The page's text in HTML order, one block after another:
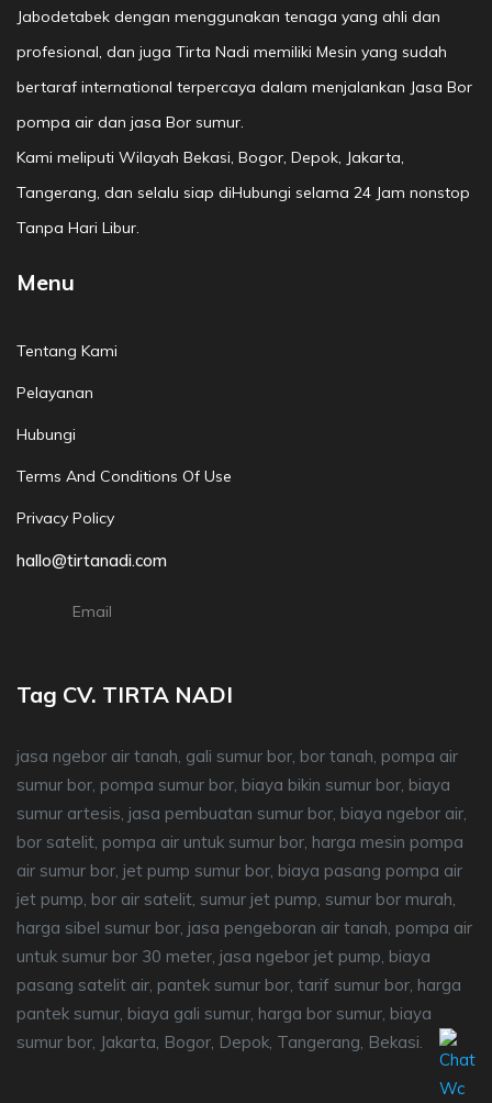
Jabodetabek dengan menggunakan tenaga yang ahli dan
profesional, dan juga Tirta Nadi memiliki Mesin yang sudah
bertaraf international terpercaya dalam menjalankan Jasa Bor
pompa air dan jasa Bor sumur.
Kami meliputi Wilayah Bekasi, Bogor, Depok, Jakarta,
Tangerang, dan selalu siap diHubungi selama 24 Jam nonstop
Tanpa Hari Libur.
Menu
Tentang Kami
Pelayanan
Hubungi
Terms And Conditions Of Use
Privacy Policy
hallo@tirtanadi.com
Email
Tag CV. TIRTA NADI
jasa ngebor air tanah, gali sumur bor, bor tanah, pompa air
sumur bor, pompa sumur bor, biaya bikin sumur bor, biaya
sumur artesis, jasa pembuatan sumur bor, biaya ngebor air,
bor satelit, pompa air untuk sumur bor, harga mesin pompa
air sumur bor, jet pump sumur bor, biaya pasang pompa air
jet pump, bor air satelit, sumur jet pump, sumur bor murah,
harga sibel sumur bor, jasa pengeboran air tanah, pompa air
untuk sumur bor 30 meter, jasa ngebor jet pump, biaya
pasang satelit air, pantek sumur bor, tarif sumur bor, harga
pantek sumur, biaya gali sumur, harga bor sumur, biaya
sumur bor, Jakarta, Bogor, Depok, Tangerang, Bekasi.